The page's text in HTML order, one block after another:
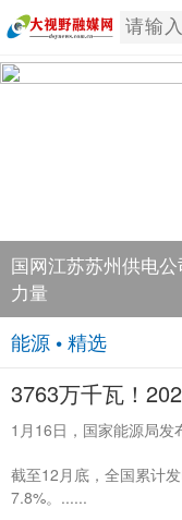
国网江苏苏州供电
力量
能源 • 精选
3763万千瓦！
1月16日，国家能源局发
截至12月底，全国累计
7.8%。......